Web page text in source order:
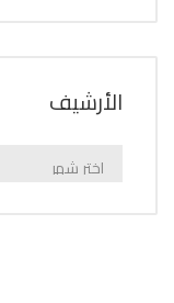
اﻷرشيف
اﻷرشيف